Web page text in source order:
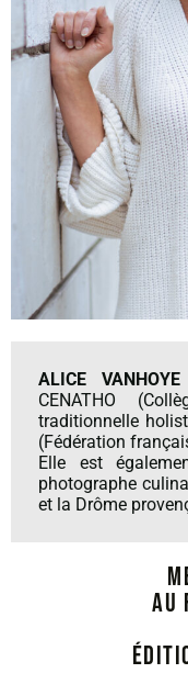
ALICE VANHOYE
CENATHO
traditionnelle
(Fédération
Elle est
photographe
et la Drôme
AU